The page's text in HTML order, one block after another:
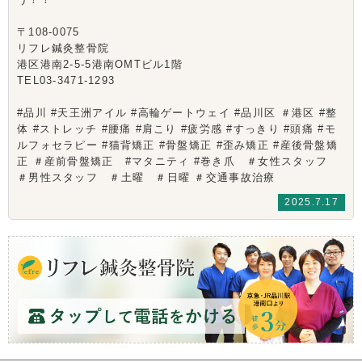
〒108-0075
リフレ鍼灸整骨院
港区港南2-5-5港南OMTビル1階
TEL03-3471-1293
#品川 #天王洲アイル #高輪ゲートウェイ #品川区 ＃港区 #整
体 #ストレッチ #腰痛 #肩こり #疲労感 #すっきり #頭痛 #モ
ルフォセラピー #猫背矯正 #骨盤矯正 #歪み矯正 #産後骨盤矯
正 ＃産前骨盤矯正 #マタニティ #巻き爪 ＃女性スタッフ
＃男性スタッフ ＃土曜 ＃日曜 ＃交通事故治療
2025.7.17